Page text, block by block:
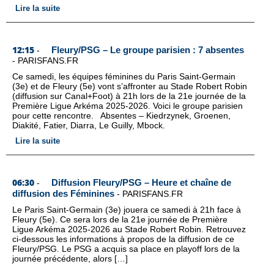
Lire la suite
12:15 - Fleury/PSG – Le groupe parisien : 7 absentes
- PARISFANS.FR
Ce samedi, les équipes féminines du Paris Saint-Germain
(3e) et de Fleury (5e) vont s’affronter au Stade Robert Robin
(diffusion sur Canal+Foot) à 21h lors de la 21e journée de la
Première Ligue Arkéma 2025-2026. Voici le groupe parisien
pour cette rencontre. Absentes – Kiedrzynek, Groenen,
Diakité, Fatier, Diarra, Le Guilly, Mbock.
Lire la suite
06:30 -
Diffusion Fleury/PSG – Heure et chaîne de
diffusion des Féminines - PARISFANS.FR
Le Paris Saint-Germain (3e) jouera ce samedi à 21h face à
Fleury (5e). Ce sera lors de la 21e journée de Première
Ligue Arkéma 2025-2026 au Stade Robert Robin. Retrouvez
ci-dessous les informations à propos de la diffusion de ce
Fleury/PSG. Le PSG a acquis sa place en playoff lors de la
journée précédente, alors […]